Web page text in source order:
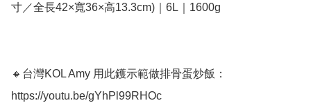
寸／全長42×寬36×高13.3cm)｜6L｜1600g
🔸台灣KOL Amy 用此鑊示範做排骨蛋炒飯：
https://youtu.be/gYhPl99RHOc